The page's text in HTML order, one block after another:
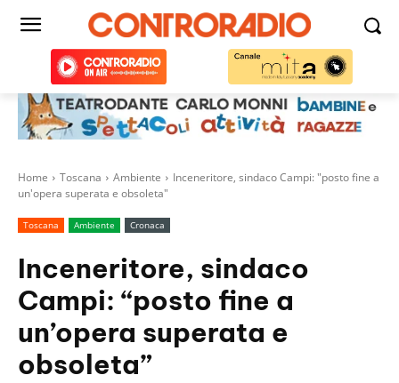
Home Toscana Ambiente
Inceneritore, sindaco Campi: "posto fine a
un'opera superata e obsoleta"
Toscana Ambiente Cronaca
Inceneritore, sindaco
Campi: “posto fine a
un’opera superata e
obsoleta”